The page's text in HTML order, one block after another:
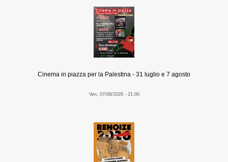
Cinema in piazza per la Palestina - 31 luglio e 7 agosto
Ven, 07/08/2026 - 21:00